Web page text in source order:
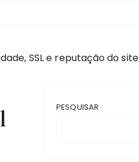
SSL e reputação do site
PESQUISAR